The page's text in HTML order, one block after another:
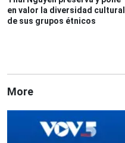
en valor la diversidad cultural
de sus grupos étnicos
More